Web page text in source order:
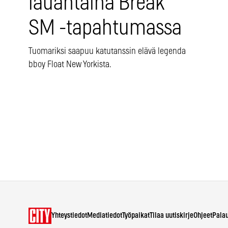
SM -tapahtumassa
Tuomariksi saapuu katutanssin elävä legenda
bboy Float New Yorkista.
YhteystiedotMediatiedotTyöpaikatTilaa uutiskirjeOhjeet